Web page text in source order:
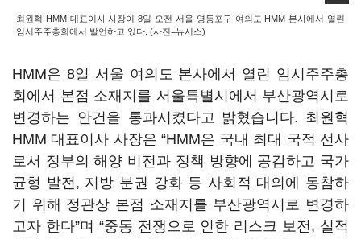
최원혁 HMM 대표이사 사장이 8일 오전 서울 영등포구 여의도 HMM 본사에서 열린
임시주주총회에서 발언하고 있다. (사진=뉴시스)
HMM은 8일 서울 여의도 본사에서 열린 임시주주총
회에서 본점 소재지를 서울특별시에서 부산광역시로
변경하는 안건을 통과시켰다고 밝혔습니다. 최원혁
HMM 대표이사 사장은 “HMM은 국내 최대 국적 선사
로서 정부의 해양 비전과 정책 방향에 공감하고 국가
균형 발전, 지방 분권 강화 등 사회적 대의에 동참하
기 위해 정관상 본점 소재지를 부산광역시로 변경하
고자 한다”며 “중동 전쟁으로 인한 리스크 보전, 실적